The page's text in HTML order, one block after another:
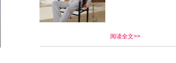
白玉兰零点盛开 观众热情倒数2018
热烈盛放的上海市市花 “白玉兰” 是新天
阅读全文>>